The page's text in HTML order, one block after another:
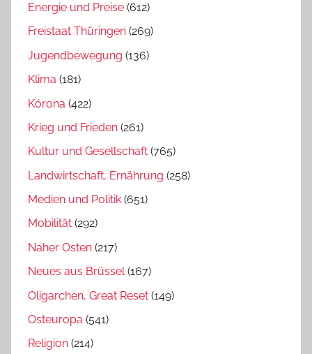
Energie und Preise (612)
Freistaat Thüringen (269)
Jugendbewegung (136)
Klima (181)
Kórona (422)
Krieg und Frieden (261)
Kultur und Gesellschaft (765)
Landwirtschaft, Ernährung (258)
Medien und Politik (651)
Mobilität (292)
Naher Osten (217)
Neues aus Brüssel(167)
Oligarchen, Great Reset (149)
Osteuropa (541)
Religion (214)